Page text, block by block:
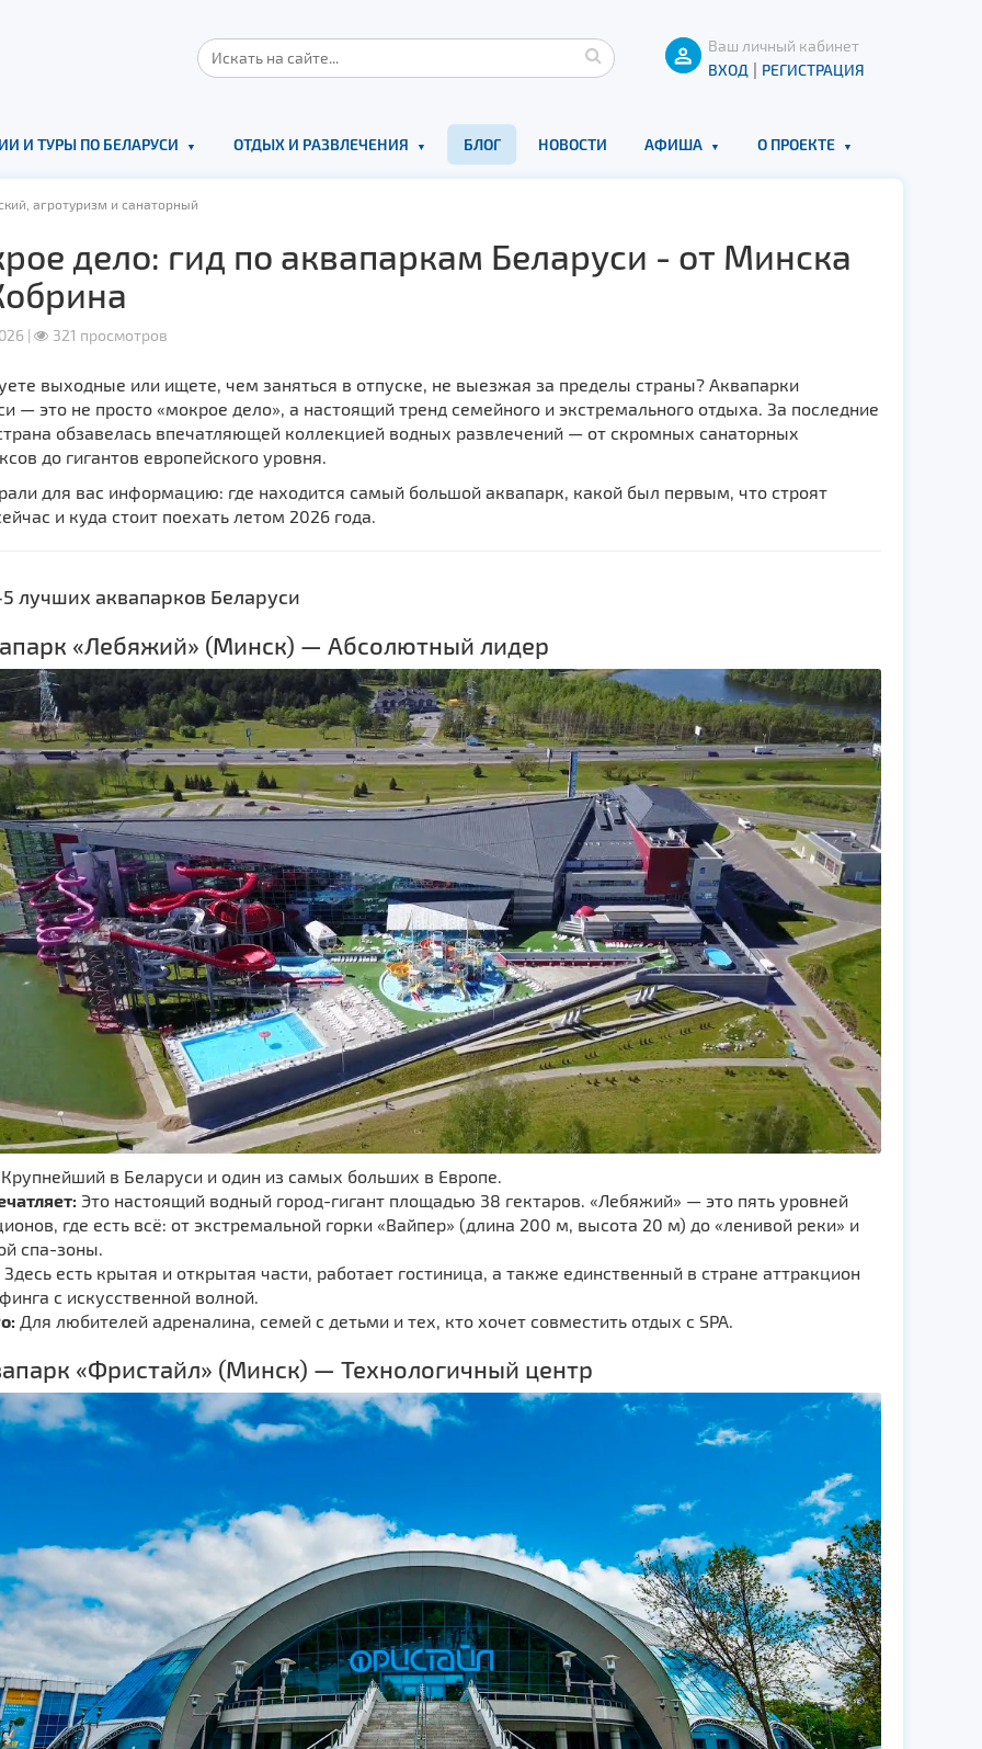
Ваш личный кабинет
ВХОД | РЕГИСТРАЦИЯ
И ТУРЫ ПО БЕЛАРУСИ ОТДЫХ И РАЗВЛЕЧЕНИЯ БЛОГ НОВОСТИ АФИША О ПРОЕКТЕ
агротуризм и санаторный
дело: гид по аквапаркам Беларуси - от Минска
| 321 просмотров
выходные или ищете, чем заняться в отпуске, не выезжая за пределы страны? Аквапарки
— это не просто «мокрое дело», а настоящий тренд семейного и экстремального отдыха. За последние
обзавелась впечатляющей коллекцией водных развлечений — от скромных санаторных
до гигантов европейского уровня.
для вас информацию: где находится самый большой аквапарк, какой был первым, что строят
и куда стоит поехать летом 2026 года.
лучших аквапарков Беларуси
«Лебяжий» (Минск) — Абсолютный лидер
в Беларуси и один из самых больших в Европе.
Это настоящий водный город-гигант площадью 38 гектаров. «Лебяжий» — это пять уровней
где есть всё: от экстремальной горки «Вайпер» (длина 200 м, высота 20 м) до «ленивой реки» и
спа-зоны.
Здесь есть крытая и открытая части, работает гостиница, а также единственный в стране аттракцион
с искусственной волной.
Для любителей адреналина, семей с детьми и тех, кто хочет совместить отдых с SPA.
«Фристайл» (Минск) — Технологичный центр